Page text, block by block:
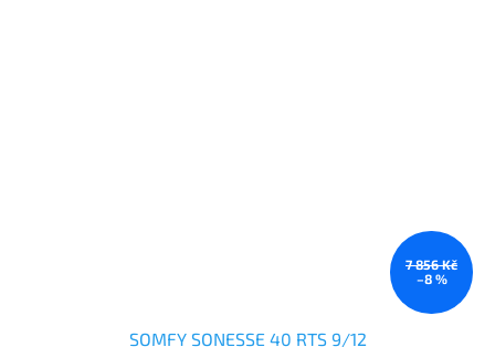
7 856 Kč
–8 %
SOMFY SONESSE 40 RTS 9/12